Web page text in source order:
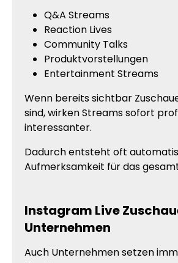
Q&A Streams
Reaction Lives
Community Talks
Produktvorstellungen
Entertainment Streams
Wenn bereits sichtbar
sind, wirken Streams sofort
interessanter.
Dadurch entsteht oft
Aufmerksamkeit für das
Instagram Live
Unternehmen
Auch Unternehmen setzen